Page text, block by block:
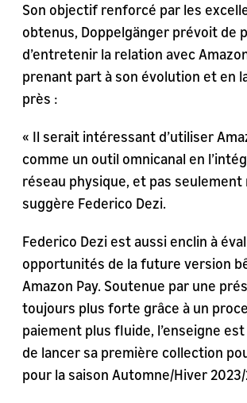
Son objectif renforcé par les
obtenus, Doppelgänger prévoit de
d’entretenir la relation avec
prenant part à son évolution et en
près :
« Il serait intéressant d’utiliser
comme un outil omnicanal en
réseau physique, et pas seulement
suggère Federico Dezi.
Federico Dezi est aussi enclin à
opportunités de la future version
Amazon Pay. Soutenue par une
toujours plus forte grâce à un
paiement plus fluide, l’enseigne
de lancer sa première collection
pour la saison Automne/Hiver